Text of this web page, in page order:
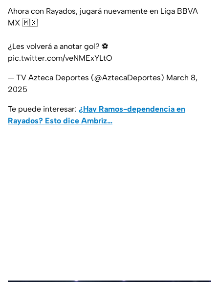
Ahora con Rayados, jugará nuevamente en Liga BBVA
MX 🇲🇽
¿Les volverá a anotar gol? ⚽
pic.twitter.com/veNMExYLtO
— TV Azteca Deportes (@AztecaDeportes) March 8,
2025
Te puede interesar: ¿Hay Ramos-dependencia en
Rayados? Esto dice Ambríz…